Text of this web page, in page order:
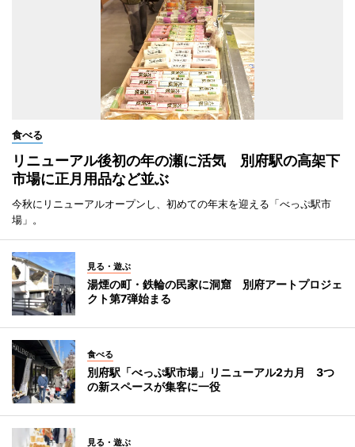
食べる
リニューアル後初の年の瀬に活気 別府駅の高架下
市場に正月用品など並ぶ
今秋にリニューアルオープンし、初めての年末を迎える「べっぷ駅市
場」。
見る・遊ぶ
湯煙の町・鉄輪の民家に洞窟 別府アートプロジェ
クト第7弾始まる
食べる
別府駅「べっぷ駅市場」リニューアル2カ月 3つ
の新スペースが集客に一役
見る・遊ぶ